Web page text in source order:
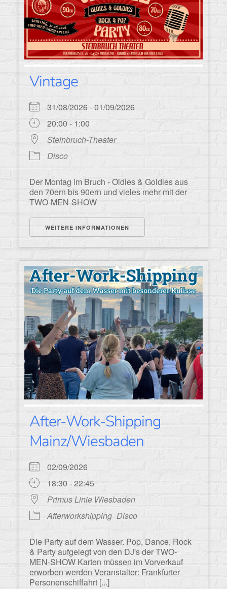
Vintage
31/08/2026 - 01/09/2026
20:00 - 1:00
Steinbruch-Theater
Disco
Der Montag im Bruch - Oldies & Goldies aus
den 70ern bis 90ern und vieles mehr mit der
TWO-MEN-SHOW
WEITERE INFORMATIONEN
After-Work-Shipping
Mainz/Wiesbaden
02/09/2026
18:30 - 22:45
Primus Linie Wiesbaden
Afterworkshipping Disco
Die Party auf dem Wasser. Pop, Dance, Rock
& Party aufgelegt von den DJ's der TWO-
MEN-SHOW Karten müssen im Vorverkauf
erworben werden Veranstalter: Frankfurter
Personenschiffahrt [...]